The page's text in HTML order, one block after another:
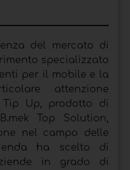
del mercato di
specializzato
per il mobile e la
attenzione
Up, prodotto di
Top Solution,
nel campo delle
ha scelto di
in grado di